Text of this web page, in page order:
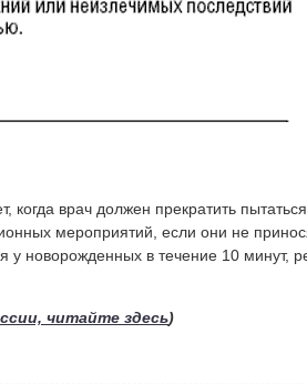
когда врач должен прекратить
мероприятий, если они не
у новорожденных в течение 10 минут,
читайте здесь)